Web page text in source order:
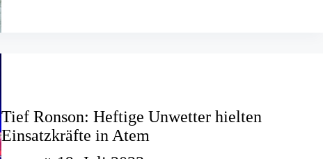
Tief Ronson: Heftige Unwetter hielten
Einsatzkräfte in Atem